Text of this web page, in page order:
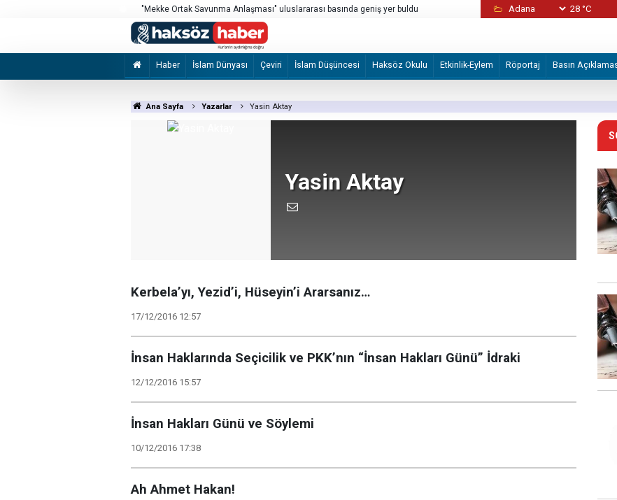
İşgalci İsrail'in Batı Şeria'da düzenlediği
28 °C
Haber İslam Dünyası Çeviri İslam Düşüncesi Haksöz Okulu Etkinlik-Eylem Röportaj Basın
Ana Sayfa Yazarlar Yasin Aktay
Yasin Aktay
Kerbela’yı, Yezid’i, Hüseyin’i Ararsanız…
17/12/2016 12:57
İnsan Haklarında Seçicilik ve PKK’nın “İnsan Hakları Günü” İdraki
12/12/2016 15:57
İnsan Hakları Günü ve Söylemi
10/12/2016 17:38
Ah Ahmet Hakan!